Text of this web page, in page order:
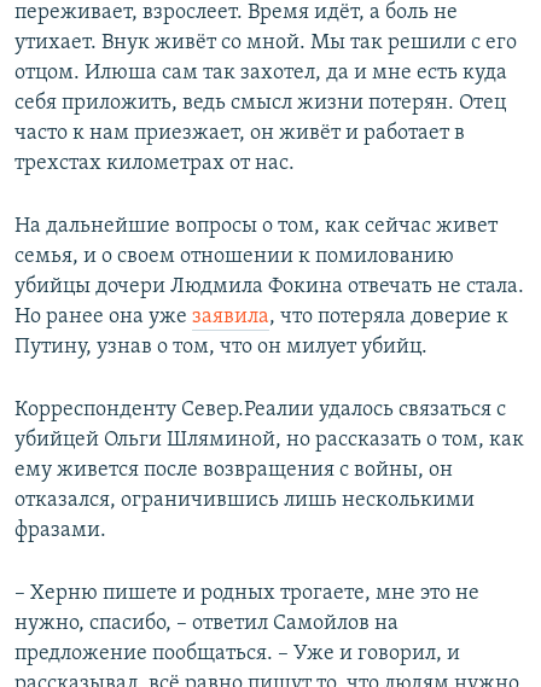
переживает, взрослеет. Время идёт, а боль не
утихает. Внук живёт со мной. Мы так решили с его
отцом. Илюша сам так захотел, да и мне есть куда
себя приложить, ведь смысл жизни потерян. Отец
часто к нам приезжает, он живёт и работает в
трехстах километрах от нас.
На дальнейшие вопросы о том, как сейчас живет
семья, и о своем отношении к помилованию
убийцы дочери Людмила Фокина отвечать не стала.
Но ранее она уже заявила, что потеряла доверие к
Путину, узнав о том, что он милует убийц.
Корреспонденту Север.Реалии удалось связаться с
убийцей Ольги Шляминой, но рассказать о том, как
ему живется после возвращения с войны, он
отказался, ограничившись лишь несколькими
фразами.
– Херню пишете и родных трогаете, мне это не
нужно, спасибо, – ответил Самойлов на
предложение пообщаться. – Уже и говорил, и